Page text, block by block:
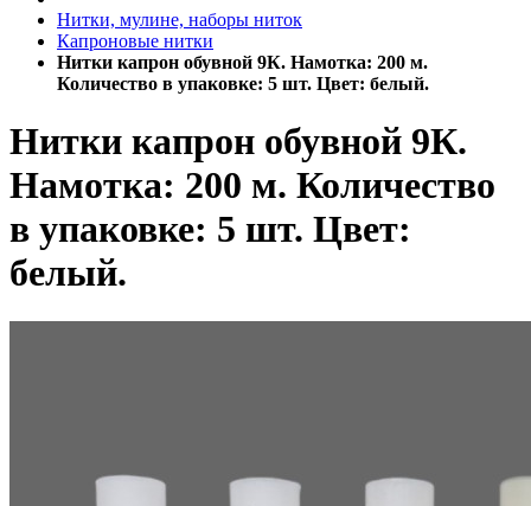
Нитки, мулине, наборы ниток
Капроновые нитки
Нитки капрон обувной 9К. Намотка: 200 м.
Количество в упаковке: 5 шт. Цвет: белый.
Нитки капрон обувной 9К.
Намотка: 200 м. Количество
в упаковке: 5 шт. Цвет:
белый.